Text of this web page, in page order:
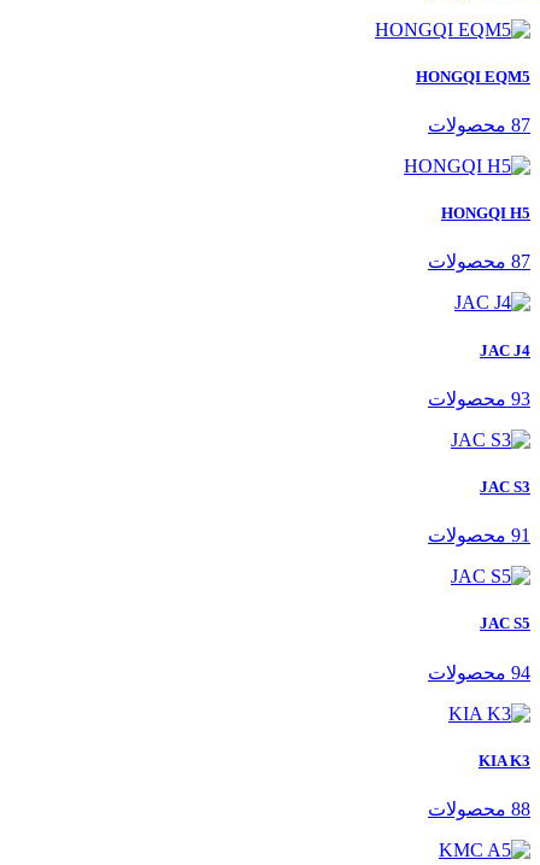
HONGQI EQM5
87 محصولات
HONGQI H5
87 محصولات
JAC J4
93 محصولات
JAC S3
91 محصولات
JAC S5
94 محصولات
KIA K3
88 محصولات